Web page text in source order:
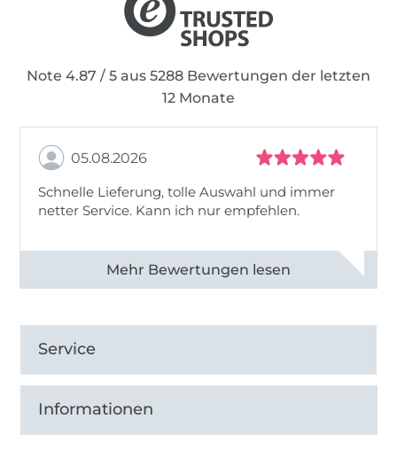
andere fürs Nähen!
Note 4.87 / 5 aus 5288 Bewertungen der letzten
12 Monate
05.08.2026
Schnelle Lieferung, tolle Auswahl und immer
netter Service. Kann ich nur empfehlen.
Alle 82930 Bewertungen ansehen
Service
Informationen